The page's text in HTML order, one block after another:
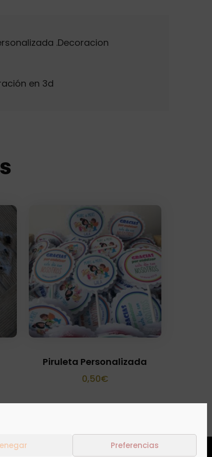
Preferencias
.Decoracion
en 3d
Piruleta Personalizada
0,50€